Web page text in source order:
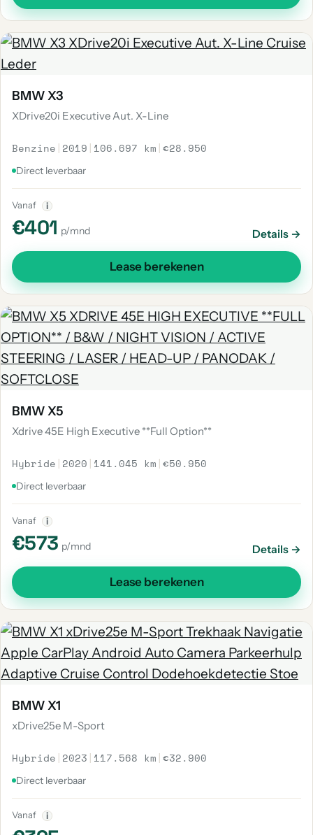
BMW X3
XDrive20i Executive Aut. X-Line
Benzine | 2019 | 106.697 km |€28.950
Direct leverbaar
Vanaf i
€401 p/mnd Details →
Lease berekenen
BMW X5
Xdrive 45E High Executive **Full Option**
Hybride | 2020 | 141.045 km |€50.950
Direct leverbaar
Vanaf i
€573 p/mnd Details →
Lease berekenen
BMW X1
xDrive25e M-Sport
Hybride | 2023 | 117.568 km |€32.900
Direct leverbaar
Vanaf i